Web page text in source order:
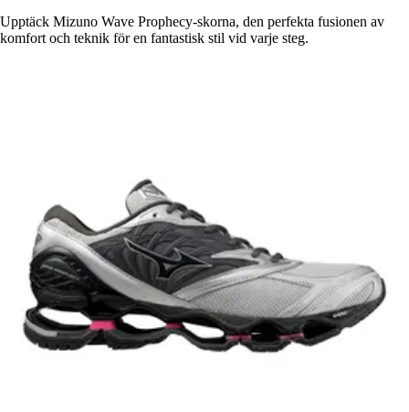
Upptäck Mizuno Wave Prophecy-skorna, den perfekta fusionen av
komfort och teknik för en fantastisk stil vid varje steg.